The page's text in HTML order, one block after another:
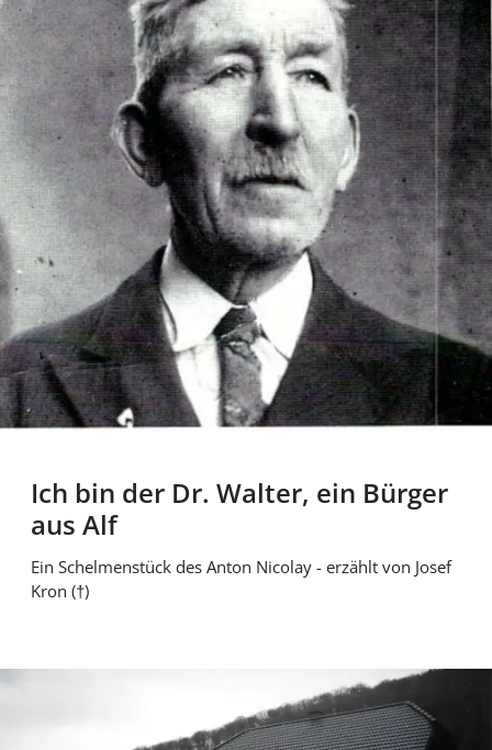
Ich bin der Dr. Walter, ein Bürger
aus Alf
Ein Schelmenstück des Anton Nicolay - erzählt von Josef
Kron (†)